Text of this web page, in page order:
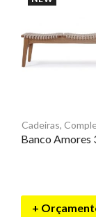
Cadeiras,
+